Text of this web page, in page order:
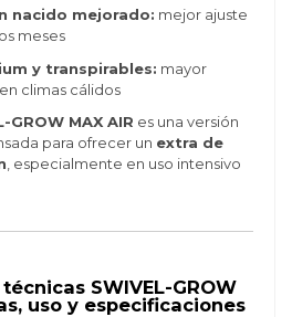
nacido mejorado: mejor ajuste
meses
y transpirables: mayor
climas cálidos
GROW MAX AIR es una versión
para ofrecer un extra de
, especialmente en uso intensivo
SWIVEL-GROW
uso y especificaciones